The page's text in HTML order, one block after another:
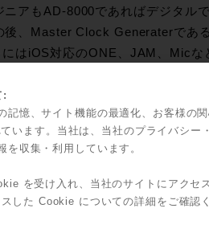
ニアもAD-8000であればデジタル
後、Master Clock Generaterであ
はiOS対応のONE、JAM、Micな
:
記憶、サイト機能の最適化、お客様の
います。当社は、当社のプライバシー
収集・利用しています。
を受け入れ、当社のサイトにアクセ
した Cookie についての詳細をご確認